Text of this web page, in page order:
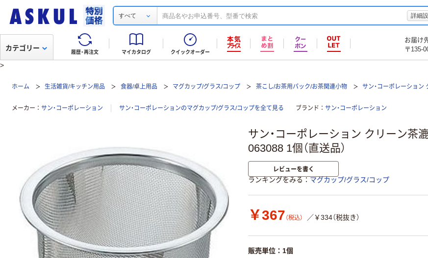
すべて 詳細
履歴・再注文 マイカタログ クイックオーダー
お届け
〒135-
カテゴリー
>
ホーム 生活雑貨/キッチン用品 食器/卓上用品 マグカップ/グラス/コップ 茶こし/お茶用パック/お茶関連小物 サン・コーポレーション
メーカー サン・コーポレーション サン・コーポレーションのマグカップ/グラス/コップを全て見る ブランド サン・コーポレーション
サン・コーポレーション クリーン茶
063088 1個（直送品）
レビューを書く
ランキングをみる マグカップ/グラス/コップ
￥367 （税込） ／￥334（税抜き）
販売単位：1個